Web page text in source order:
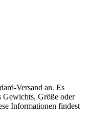
Versand an. Es
Gewichts, Größe oder
Informationen findest